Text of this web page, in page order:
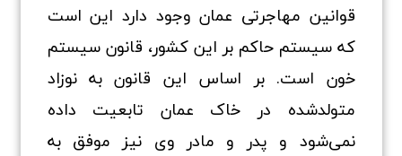
قوانین مهاجرتی عمان وجود دارد این است
که سیستم حاکم بر این کشور، قانون سیستم
خون است. بر اساس این قانون به نوزاد
متولدشده در خاک عمان تابعیت داده
نمی‌شود و پدر و مادر وی نیز موفق به